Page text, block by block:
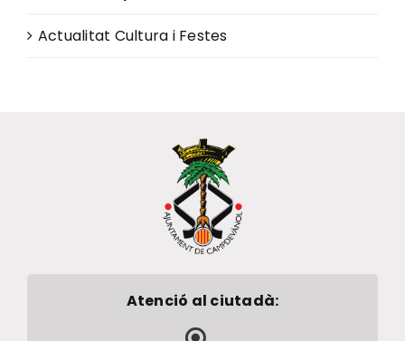
Actualitat Cultura i Festes
Atenció al ciutadà: